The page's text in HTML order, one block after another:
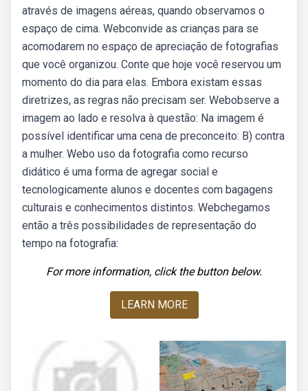
através de imagens aéreas, quando observamos o
espaço de cima. Webconvide as crianças para se
acomodarem no espaço de apreciação de fotografias
que você organizou. Conte que hoje você reservou um
momento do dia para elas. Embora existam essas
diretrizes, as regras não precisam ser. Webobserve a
imagem ao lado e resolva à questão: Na imagem é
possível identificar uma cena de preconceito: B) contra
a mulher. Webo uso da fotografia como recurso
didático é uma forma de agregar social e
tecnologicamente alunos e docentes com bagagens
culturais e conhecimentos distintos. Webchegamos
então a três possibilidades de representação do
tempo na fotografia:
For more information, click the button below.
LEARN MORE